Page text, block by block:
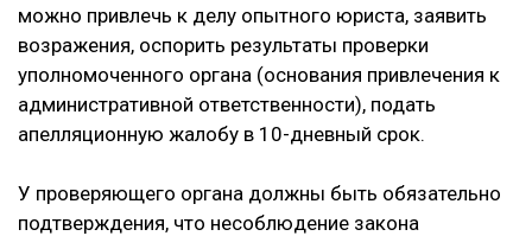
можно привлечь к делу опытного юриста, заявить
возражения, оспорить результаты проверки
уполномоченного органа (основания привлечения к
административной ответственности), подать
апелляционную жалобу в 10-дневный срок.
У проверяющего органа должны быть обязательно
подтверждения, что несоблюдение закона